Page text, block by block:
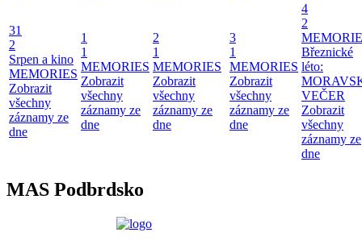
31
2
Srpen a kino
MEMORIES
Zobrazit
všechny
záznamy ze
dne
1
1
MEMORIES
Zobrazit
všechny
záznamy ze
dne
2
1
MEMORIES
Zobrazit
všechny
záznamy ze
dne
3
1
MEMORIES
Zobrazit
všechny
záznamy ze
dne
4
2
Březnické
léto:
VEČER
Zobrazit
všechny
záznamy ze
dne
MAS Podbrdsko